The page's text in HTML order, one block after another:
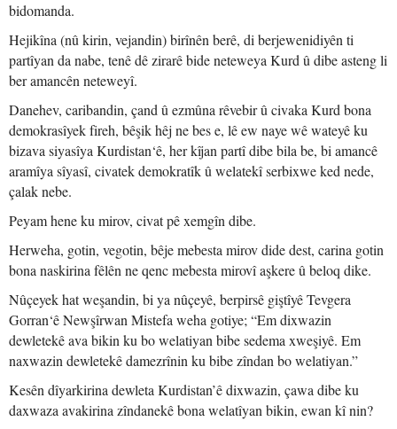
bidomanda.
Hejikîna (nû kirin, vejandin) birînên berê, di berjewenidiyên ti
partîyan da nabe, tenê dê zirarê bide neteweya Kurd û dibe asteng li
ber amancên neteweyî.
Danehev, caribandin, çand û ezmûna rêvebir û civaka Kurd bona
demokrasîyek fireh, bêşik hêj ne bes e, lê ew naye wê wateyê ku
bizava siyasîya Kurdistan‘ê, her kîjan partî dibe bila be, bi amancê
aramîya sîyasî, civatek demokratîk û welatekî serbixwe ked nede,
çalak nebe.
Peyam hene ku mirov, civat pê xemgîn dibe.
Herweha, gotin, vegotin, bêje mebesta mirov dide dest, carina gotin
bona naskirina fêlên ne qenc mebesta mirovî aşkere û beloq dike.
Nûçeyek hat weşandin, bi ya nûçeyê, berpirsê giştîyê Tevgera
Gorran‘ê Newşîrwan Mistefa weha gotiye; “Em dixwazin
dewletekê ava bikin ku bo welatiyan bibe sedema xweşiyê. Em
naxwazin dewletekê damezrînin ku bibe zîndan bo welatiyan.”
Kesên dîyarkirina dewleta Kurdistan’ê dixwazin, çawa dibe ku
daxwaza avakirina zîndanekê bona welatîyan bikin, ewan kî nin?